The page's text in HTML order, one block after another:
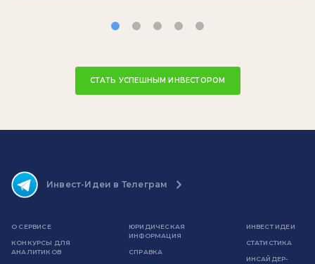
СТАТЬ УСПЕШНЫМ ИНВЕСТОРОМ
Инвест-Идеи в Телеграм
О СЕРВИСЕ
КОНКУРСЫ ДЛЯ
АНАЛИТИКОВ
ЮРИДИЧЕСКАЯ
ИНФОРМАЦИЯ
СПРАВКА
ИНВЕСТ ИДЕИ
СТАТИСТИКА
ИНСАЙДЕР-